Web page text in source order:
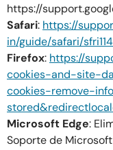
https://
Safari: https://
in/guide/safari/
Firefox: https://
cookies-and-site-
cookies-remove-
Microsoft Edge:
Soporte de Microsoft